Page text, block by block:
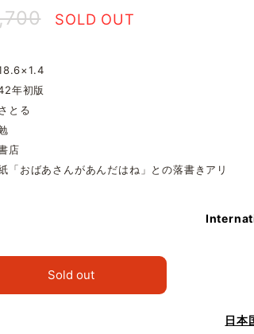
SOLD OUT
年初版
とる
店
「おばあさんがあんだはね」との落書きアリ
Sold out
日本